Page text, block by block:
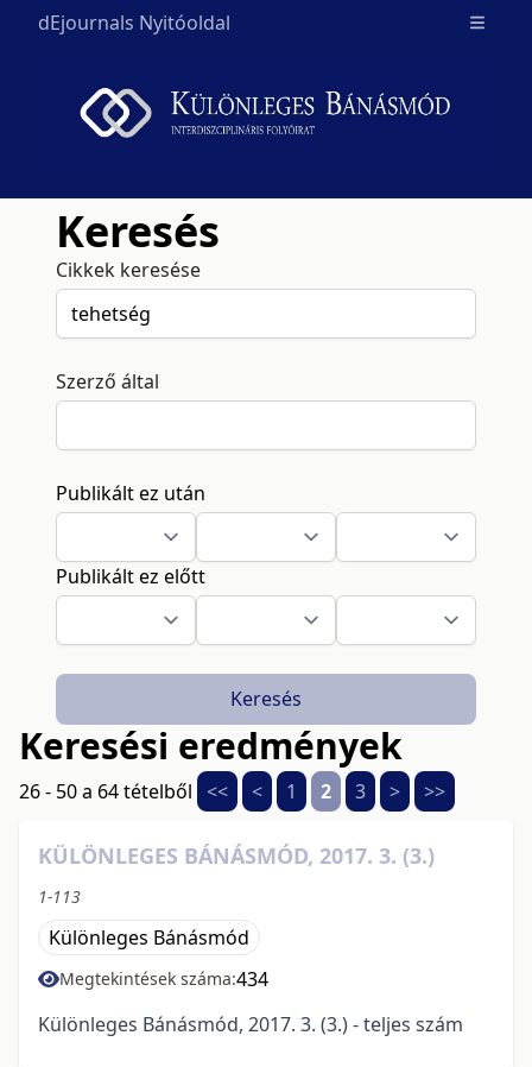
dEjournals Nyitóoldal Open
Keresés
Cikkek keresése
Szerző által
Publikált ez után
Publikált ez előtt
Keresés
Keresési eredmények
26 - 50 a 64 tételből << < 1 2 3 > >>
KÜLÖNLEGES BÁNÁSMÓD, 2017. 3. (3.)
1-113
Különleges Bánásmód
Megtekintések száma:434
Különleges Bánásmód, 2017. 3. (3.) - teljes szám